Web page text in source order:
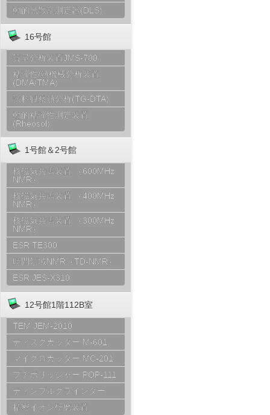
動的光散乱測定器(DLS)
16号館
質量分析装置JMS-700
粘弾性/熱機械分析装置
(DMA/TMA)
試料観察熱分析(TG-DTA)
動的粘弾性測定装置
(Rheosol)
1号館＆2号館
核磁気共鳴装置 （600MHz
NMR）
核磁気共鳴装置 （400MHz
NMR）
核磁気共鳴装置 （300MHz
NMR）
ESR TE300
時間領域NMR（TD-NMR）
ESR JES-X310
12号館1階112B室
TEM JEM-2010
ディスクカッター M-601
マイクロカッター MC-201
プチポリッシャー POP-111
ディンプルグラインダー
精密イオン研磨装置